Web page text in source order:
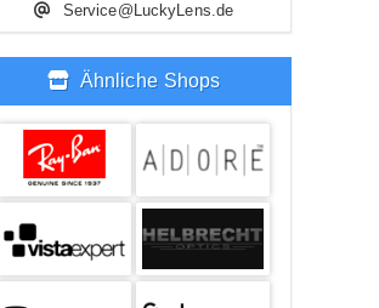
Service@LuckyLens.de
Ähnliche Shops